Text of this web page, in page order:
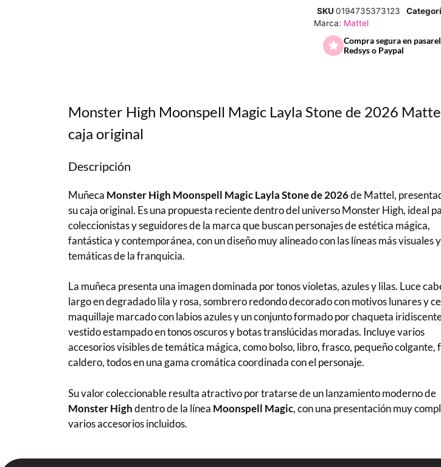
SKU 0194735373123
Marca: Mattel
Compra segura en
Redsys o Paypal
Monster High Moonspell Magic Layla Stone de 2026
caja original
Descripción
Muñeca Monster High Moonspell Magic Layla Stone de 2026de Mattel,
su caja original. Es una propuesta reciente dentro del universo Monster High, ideal
coleccionistas y seguidores de la marca que buscan personajes de estética mágica,
fantástica y contemporánea, con un diseño muy alineado con las líneas más visuales y
temáticas de la franquicia.
La muñeca presenta una imagen dominada por tonos violetas, azules y lilas. Luce
largo en degradado lila y rosa, sombrero redondo decorado con motivos lunares y
maquillaje marcado con labios azules y un conjunto formado por chaqueta
vestido estampado en tonos oscuros y botas translúcidas moradas. Incluye varios
accesorios visibles de temática mágica, como bolso, libro, frasco, pequeño colgante,
caldero, todos en una gama cromática coordinada con el personaje.
Su valor coleccionable resulta atractivo por tratarse de un lanzamiento moderno de
Monster Highdentro de la línea Moonspell Magic, con una presentación muy
varios accesorios incluidos.